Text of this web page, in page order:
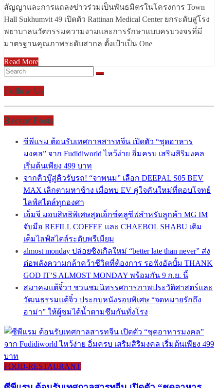
สัญญาและการแถลงข่าวร่วมเป็นพันธมิตรในโครงการ Town
Hall Sukhumvit 49 เปิดตัว Rattinan Medical Center ยกระดับสู่โรง
พยาบาลนวัตกรรมความงามและการรักษาแบบครบวงจรที่มี
มาตรฐานคุณภาพระดับสากล ตั้งเป้าเป็น One
Read More
Follow Us
Recent Posts
ซีพีแรม ต้อนรับเทศกาลสารทจีน เปิดตัว “ชุดอาหาร
มงคล” จาก Fudidiworld ไหว้ง่าย อิ่มครบ เสริมสิริมงคล
เริ่มต้นเพียง 499 บาท
จากคิวบู๊สู่คิวรับรถ! “จาพนม” เลือก DEEPAL S05 BEV
MAX เลิกตามหาช้าง เมื่อพบ EV คู่ใจคันใหม่ที่ตอบโจทย์
ไลฟ์สไตล์ทุกองศา
เอ็มจี มอบสิทธิพิเศษสุดเอ็กซ์คลูซีฟสำหรับลูกค้า MG IM
จับมือ REFILL COFFEE และ CHAEBOL SHABU เติม
เต็มไลฟ์สไตล์ระดับพรีเมียม
almost monday ปล่อยซิงเกิลใหม่ “better late than never” ส่ง
ต่อพลังความกล้าคว้าชีวิตที่ต้องการ รอฟังอัลบั้ม THANK
GOD IT’S ALMOST MONDAY พร้อมกัน 9 ก.ย. นี้
สมาคมแต้จิ๋วฯ ชวนชมนิทรรศการภาพประวัติศาสตร์และ
วัฒนธรรมแต้จิ๋ว ประกบหนังรอบพิเศษ “จดหมายรักถึง
อาม่า” ให้ผู้ชมได้น้ำตามซึมกันทั่งโรง
FOOD-RESTAURANT